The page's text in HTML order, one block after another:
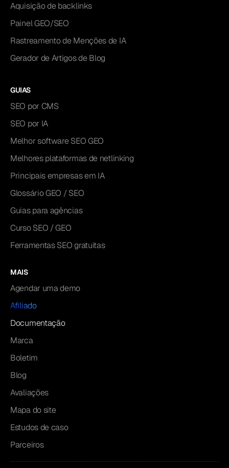
Aquisição de backlinks
Painel GEO/SEO
Rastreamento de Menções de IA
Gerador de Artigos de Blog
GUIAS
SEO por CMS
SEO por IA
Melhor software SEO GEO
Melhores plataformas de netlinking
Principais empresas em IA
Glossário GEO / SEO
Guias para agências
Curso SEO / GEO
Ferramentas SEO gratuitas
MAIS
Agendar uma demo
Afiliado
Documentação
Marca
Boletim
Blog
Avaliações
Mapa do site
Estudos de caso
Parceiros